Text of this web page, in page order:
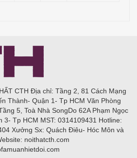
CTH Địa chỉ: Tầng 2, 81 Cách Mạng
Thành- Quận 1- Tp HCM Văn Phòng
5, Toà Nhà SongDo 62A Phạm Ngọc
3- Tp HCM MST: 0314109431 Hotline:
Xưởng Sx: Quách Điêu- Hóc Môn và
noithatcth.com